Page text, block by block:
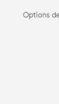
Options